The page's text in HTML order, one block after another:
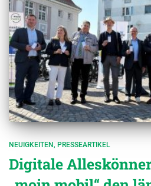
NEUIGKEITEN PRESSEARTIKEL
Digitale